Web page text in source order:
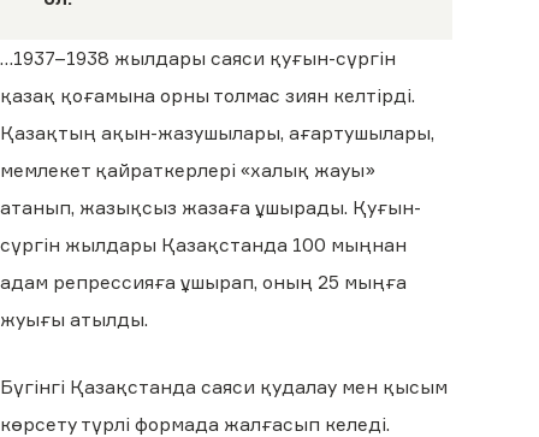
…1937–1938 жылдары саяси қуғын-сүргін
қазақ қоғамына орны толмас зиян келтірді.
Қазақтың ақын-жазушылары, ағартушылары,
мемлекет қайраткерлері «халық жауы»
атанып, жазықсыз жазаға ұшырады. Қуғын-
сүргін жылдары Қазақстанда 100 мыңнан
адам репрессияға ұшырап, оның 25 мыңға
жуығы атылды.
Бүгінгі Қазақстанда саяси қудалау мен қысым
көрсету түрлі формада жалғасып келеді.